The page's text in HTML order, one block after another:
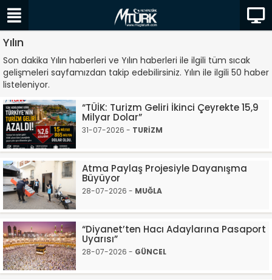
Yılın
Son dakika Yılın haberleri ve Yılın haberleri ile ilgili tüm sıcak
gelişmeleri sayfamızdan takip edebilirsiniz. Yılın ile ilgili 50 haber
listeleniyor.
“TÜİK: Turizm Geliri İkinci Çeyrekte 15,9
Milyar Dolar”
31-07-2026 - TURİZM
Atma Paylaş Projesiyle Dayanışma
Büyüyor
28-07-2026 - MUĞLA
“Diyanet’ten Hacı Adaylarına Pasaport
Uyarısı”
28-07-2026 - GÜNCEL